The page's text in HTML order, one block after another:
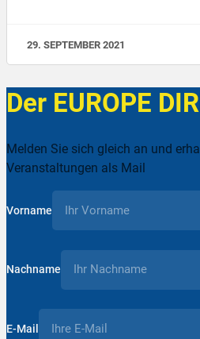
29. SEPTEMBER 2021
Der EUROPE
Melden Sie sich gleich an und
Veranstaltungen als Mail
Vorname
Nachname
E-Mail